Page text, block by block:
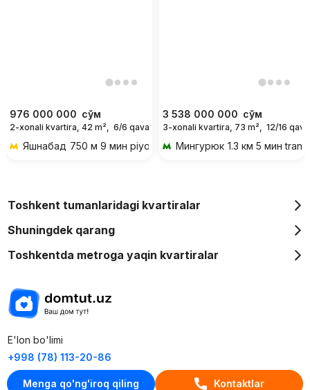
Menga qo'ng'iroq qiling Kontaktlar
976 000 000 сўм
2-xonali kvartira, 42 m², 6/6 qavat
Яшнабад 750 м 9 мин piyoda
3 538 000 000 сўм
3-xonali kvartira, 73 m², 12/16
Мингурюк 1.3 км 5 мин
Toshkent tumanlaridagi kvartiralar
Shuningdek qarang
Toshkentda metroga yaqin kvartiralar
E'lon bo'limi
+998 (78) 113-20-86
+998 (93) 390-30-10